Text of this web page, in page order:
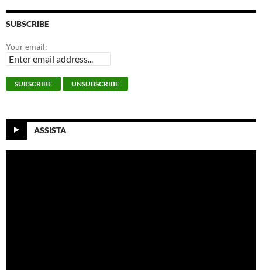
SUBSCRIBE
Your email:
ASSISTA